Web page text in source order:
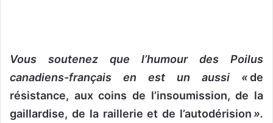
Vous soutenez que l’humour des Poilus
canadiens-français en est un aussi «de
résistance, aux coins de l’insoumission, de la
gaillardise, de la raillerie et de l’autodérision».